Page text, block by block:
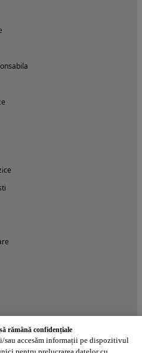
rămână confidențiale
sau accesăm informații pe dispozitivul